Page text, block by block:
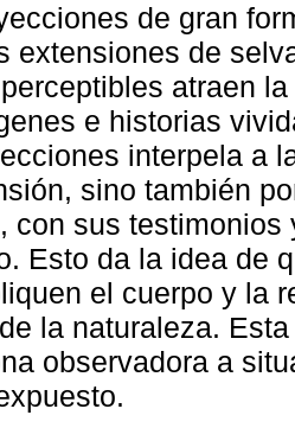
de gran
extensiones de
atraen
e historias
interpela a
sino también
con sus
Esto da la idea de
el cuerpo y la
la naturaleza.
observadora a